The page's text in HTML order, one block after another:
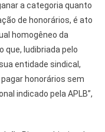
a categoria quanto
de honorários, é ato
homogêneo da
que, ludibriada pelo
entidade sindical,
honorários sem
indicado pela APLB”,